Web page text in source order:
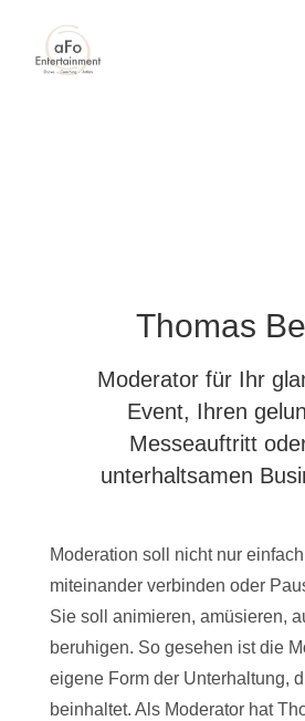
springen
Thomas
Moderator für Ihr
Event, Ihren
Messeauftritt
unterhaltsamen
Moderation soll nicht nur
miteinander verbinden oder
Sie soll animieren, amüsieren,
beruhigen. So gesehen ist die
eigene Form der Unterhaltung,
beinhaltet. Als Moderator hat